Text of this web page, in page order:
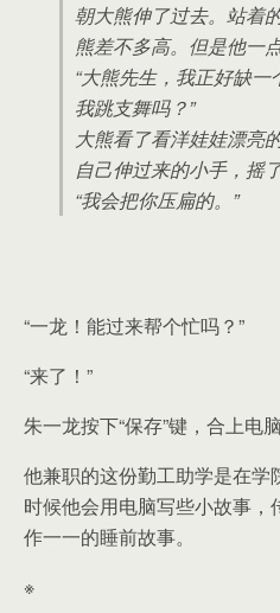
朝大熊伸了过去。站着
熊差不多高。但是他一
“大熊先生，我正好缺
我跳支舞吗？”
大熊看了看洋娃娃漂亮
自己伸过来的小手，摇了
“我会把你压扁的。”
“一龙！能过来帮个忙吗？”
“来了！”
朱一龙按下“保存”键，合上电
他兼职的这份勤工助学是在学
时候他会用电脑写些小故事，
作一一的睡前故事。
※